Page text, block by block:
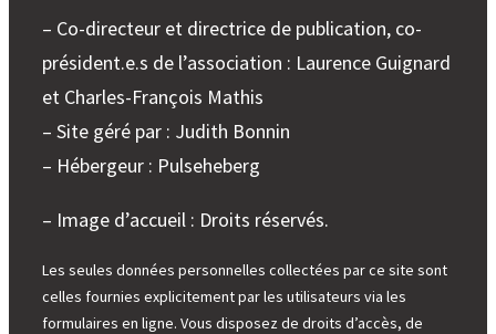
– Co-directeur et directrice de publication, co-
président.e.s de l’association : Laurence Guignard
et Charles-François Mathis
– Site géré par : Judith Bonnin
– Hébergeur : Pulseheberg
– Image d’accueil : Droits réservés.
Les seules données personnelles collectées par ce site sont
celles fournies explicitement par les utilisateurs via les
formulaires en ligne. Vous disposez de droits d’accès, de